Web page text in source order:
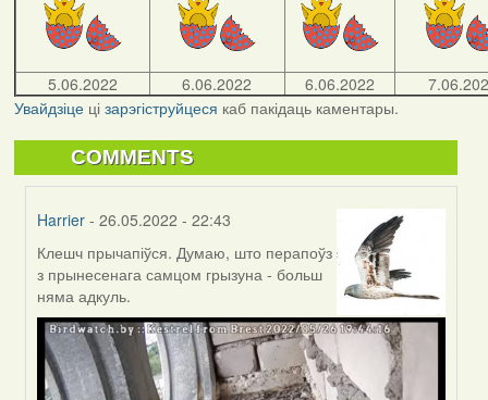
5.06.2022 6.06.2022 6.06.2022
Увайдзіцеці зарэгіструйцеся каб пакідаць каментары.
COMMENTS
Harrier - 26.05.2022 - 22:43
In
reply
to
by
Lighty
Клешч прычапіўся. Думаю, што перапоўз
з прынесенага самцом грызуна - больш
няма адкуль.